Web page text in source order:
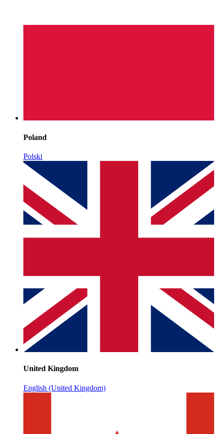
Poland
Polski
United Kingdom
English (United Kingdom)